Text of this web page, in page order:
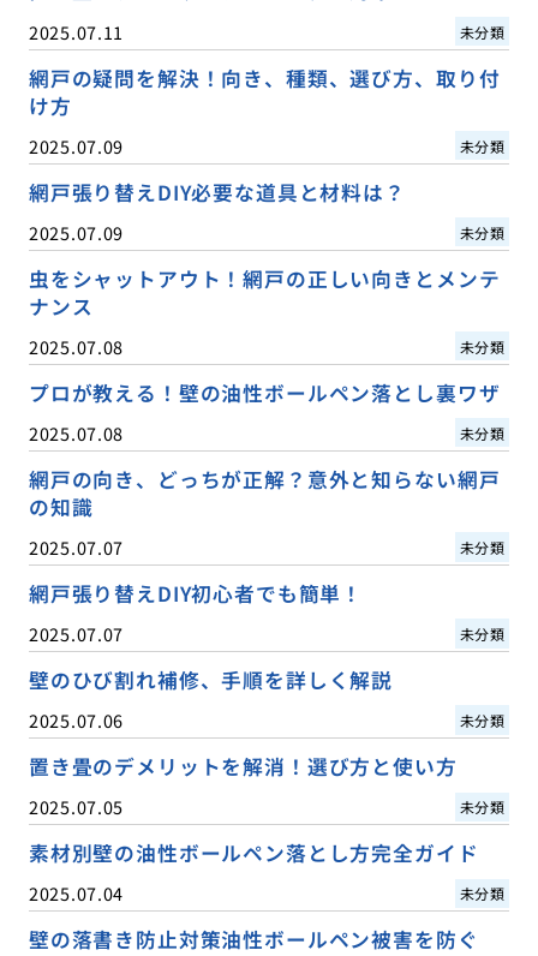
2025.07.11 未分類
網戸の疑問を解決！向き、種類、選び方、取り付
け方
2025.07.09 未分類
網戸張り替えDIY必要な道具と材料は？
2025.07.09 未分類
虫をシャットアウト！網戸の正しい向きとメンテ
ナンス
2025.07.08 未分類
プロが教える！壁の油性ボールペン落とし裏ワザ
2025.07.08 未分類
網戸の向き、どっちが正解？意外と知らない網戸
の知識
2025.07.07 未分類
網戸張り替えDIY初心者でも簡単！
2025.07.07 未分類
壁のひび割れ補修、手順を詳しく解説
2025.07.06 未分類
置き畳のデメリットを解消！選び方と使い方
2025.07.05 未分類
素材別壁の油性ボールペン落とし方完全ガイド
2025.07.04 未分類
壁の落書き防止対策油性ボールペン被害を防ぐ